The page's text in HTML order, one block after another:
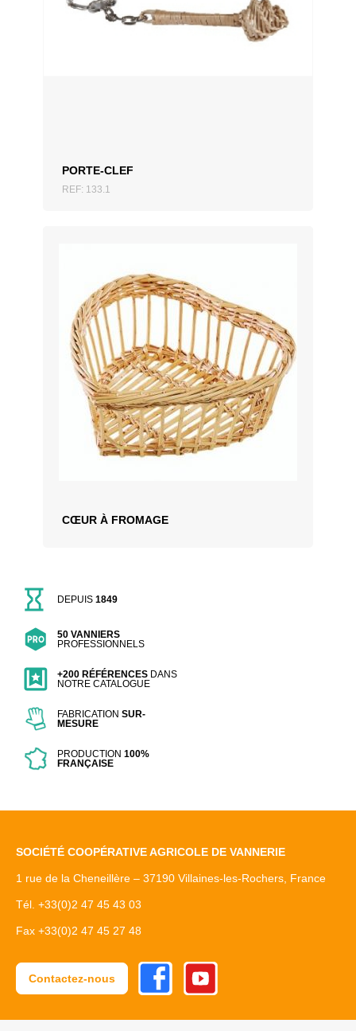
PORTE-CLEF
REF: 133.1
CŒUR À FROMAGE
DEPUIS1849
50 VANNIERS
PROFESSIONNELS
+200 RÉFÉRENCES DANS
NOTRE CATALOGUE
FABRICATIONSUR-
MESURE
PRODUCTION100%
FRANÇAISE
SOCIÉTÉ COOPÉRATIVE AGRICOLE DE VANNERIE
1 rue de la Cheneillère – 37190 Villaines-les-Rochers, France
Tél. +33(0)2 47 45 43 03
Fax +33(0)2 47 45 27 48
Contactez-nous
FacebookYoutube